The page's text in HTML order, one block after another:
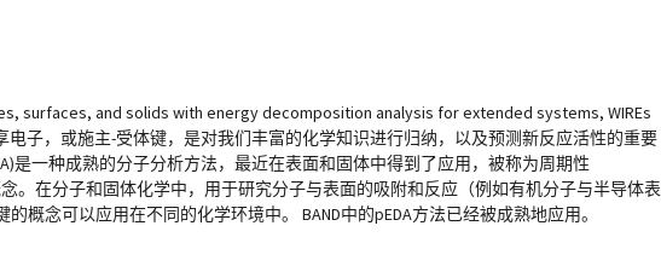
surfaces, and solids with energy decomposition analysis for extended systems, WIREs
电子，或施主-受体键，是对我们丰富的化学知识进行归纳，以及预测新反应活性的重要
是一种成熟的分子分析方法，最近在表面和固体中得到了应用，被称为周期性
。在分子和固体化学中，用于研究分子与表面的吸附和反应（例如有机分子与半导体表
念可以应用在不同的化学环境中。 BAND中的pEDA方法已经被成熟地应用。